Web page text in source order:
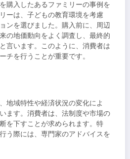
購入したあるファミリーの事例を
ーは、子どもの教育環境を考慮
ンを選びました。購入前に、周辺
の地価動向をよく調査し、最終的
言います。このように、消費者は
チを行うことが重要です。
地域特性や経済状況の変化によ
ます。消費者は、法制度や市場の
を下すことが求められます。特
う際には、専門家のアドバイスを